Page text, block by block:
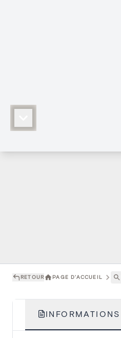
RETOUR PAGE D'ACCUEIL
INFORMATIONS